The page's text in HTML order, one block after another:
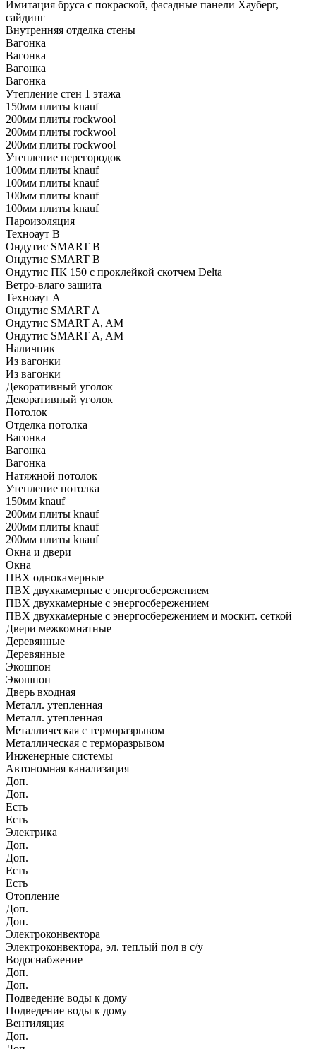
Имитация бруса с покраской, фасадные панели Хауберг,
сайдинг
Внутренняя отделка стены
Вагонка
Вагонка
Вагонка
Вагонка
Утепление стен 1 этажа
150мм плиты knauf
200мм плиты rockwool
200мм плиты rockwool
200мм плиты rockwool
Утепление перегородок
100мм плиты knauf
100мм плиты knauf
100мм плиты knauf
100мм плиты knauf
Пароизоляция
Техноаут В
Ондутис SMART B
Ондутис SMART В
Ондутис ПК 150 с проклейкой скотчем Delta
Ветро-влаго защита
Техноаут А
Ондутис SMART A
Ондутис SMART A, AM
Ондутис SMART A, AM
Наличник
Из вагонки
Из вагонки
Декоративный уголок
Декоративный уголок
Потолок
Отделка потолка
Вагонка
Вагонка
Вагонка
Натяжной потолок
Утепление потолка
150мм knauf
200мм плиты knauf
200мм плиты knauf
200мм плиты knauf
Окна и двери
Окна
ПВХ однокамерные
ПВХ двухкамерные с энергосбережением
ПВХ двухкамерные с энергосбережением
ПВХ двухкамерные с энергосбережением и москит. сеткой
Двери межкомнатные
Деревянные
Деревянные
Экошпон
Экошпон
Дверь входная
Металл. утепленная
Металл. утепленная
Металлическая с терморазрывом
Металлическая с терморазрывом
Инженерные системы
Автономная канализация
Доп.
Доп.
Есть
Есть
Электрика
Доп.
Доп.
Есть
Есть
Отопление
Доп.
Доп.
Электроконвектора
Электроконвектора, эл. теплый пол в с/у
Водоснабжение
Доп.
Доп.
Подведение воды к дому
Подведение воды к дому
Вентиляция
Доп.